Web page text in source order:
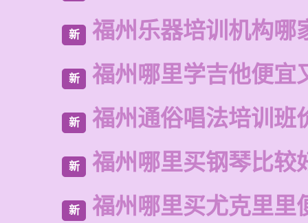
新 福州乐器培训机构哪
新 福州哪里学吉他便宜
新 福州通俗唱法培训班
新 福州哪里买钢琴比较
新 福州哪里买尤克里里